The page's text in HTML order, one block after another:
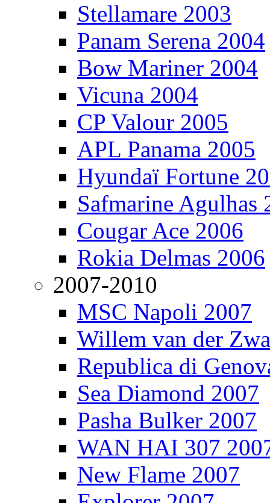
Stellamare 2003
Panam Serena 2004
Bow Mariner 2004
Vicuna 2004
CP Valour 2005
APL Panama 2005
Hyundaï Fortune
Safmarine Agulhas
Cougar Ace 2006
Rokia Delmas 2006
2007-2010
MSC Napoli 2007
Willem van der
Republica di
Sea Diamond 2007
Pasha Bulker 2007
WAN HAI 307
New Flame 2007